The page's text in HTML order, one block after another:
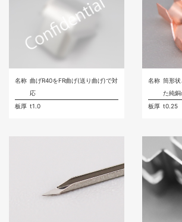
名称 曲げR40をFR曲げ(送り曲げ)で対
応
板厚 t1.0
名称 筒形状
た純銅
板厚 t0.25